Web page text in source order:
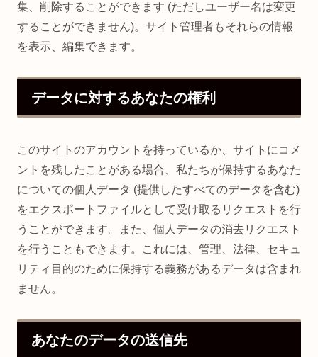
集、削除することができます (ただしユーザー名は変更
することができません)。サイト管理者もそれらの情報
を表示、編集できます。
データに対するあなたの権利
このサイトのアカウントを持っているか、サイトにコメ
ントを残したことがある場合、私たちが保持するあなた
についての個人データ (提供したすべてのデータを含む)
をエクスポートファイルとして受け取るリクエストを行
うことができます。また、個人データの消去リクエスト
を行うこともできます。これには、管理、法律、セキュ
リティ目的のために保持する義務があるデータは含まれ
ません。
あなたのデータの送信先